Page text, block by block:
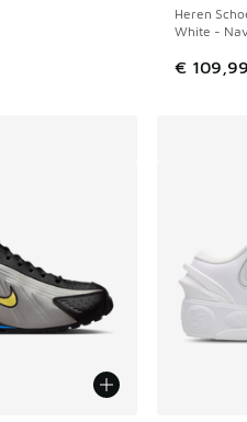
Prijs verlaagd van €
Heren
White -
€ 109,99